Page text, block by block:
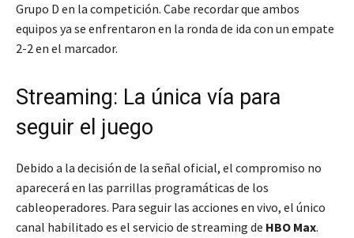
Grupo D en la competición. Cabe recordar que ambos
equipos ya se enfrentaron en la ronda de ida con un empate
2-2 en el marcador.
Streaming: La única vía para
seguir el juego
Debido a la decisión de la señal oficial, el compromiso no
aparecerá en las parrillas programáticas de los
cableoperadores. Para seguir las acciones en vivo, el único
canal habilitado es el servicio de streaming de HBO Max.